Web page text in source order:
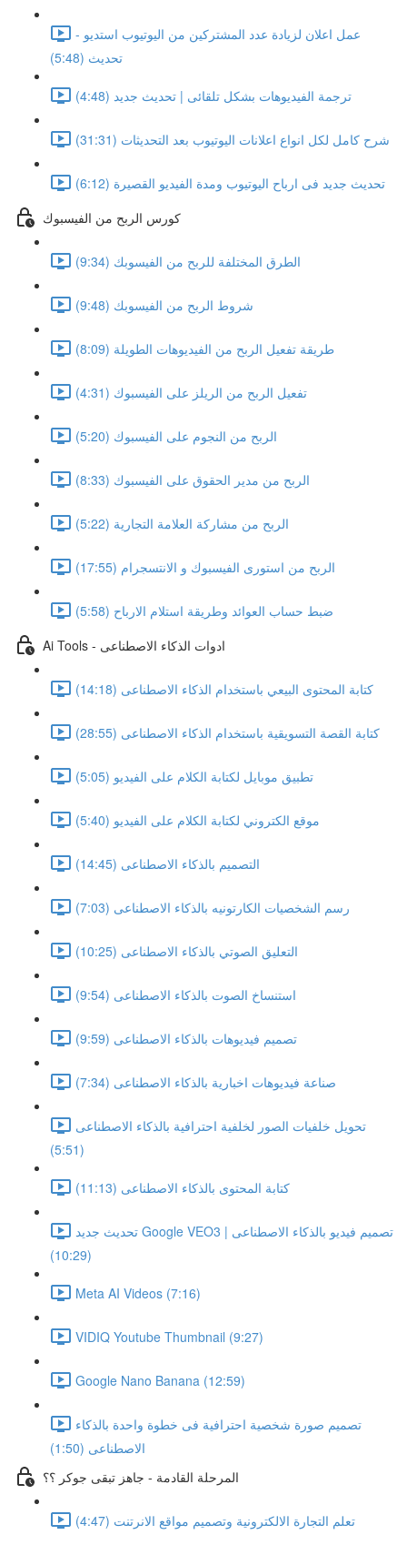
عمل اعلان لزيادة عدد المشتركين من اليوتيوب استديو -
تحديث (5:48)
ترجمة الفيديوهات بشكل تلقائى | تحديث جديد (4:48)
شرح كامل لكل انواع اعلانات اليوتيوب بعد التحديثات (31:31)
تحديث جديد فى ارباح اليوتيوب ومدة الفيديو القصيرة (6:12)
كورس الربح من الفيسبوك
الطرق المختلفة للربح من الفيسوبك (9:34)
شروط الربح من الفيسوبك (9:48)
طريقة تفعيل الربح من الفيديوهات الطويلة (8:09)
تفعيل الربح من الريلز على الفيسبوك (4:31)
الربح من النجوم على الفيسبوك (5:20)
الربح من مدير الحقوق على الفيسبوك (8:33)
الربح من مشاركة العلامة التجارية (5:22)
الربح من استورى الفيسبوك و الانتسجرام (17:55)
ضبط حساب العوائد وطريقة استلام الارباح (5:58)
Ai Tools - ادوات الذكاء الاصطناعى
كتابة المحتوى البيعي باستخدام الذكاء الاصطناعى (14:18)
كتابة القصة التسويقية باستخدام الذكاء الاصطناعى (28:55)
تطبيق موبايل لكتابة الكلام على الفيديو (5:05)
موقع الكتروني لكتابة الكلام على الفيديو (5:40)
التصميم بالذكاء الاصطناعى (14:45)
رسم الشخصيات الكارتونيه بالذكاء الاصطناعى (7:03)
التعليق الصوتي بالذكاء الاصطناعى (10:25)
استنساخ الصوت بالذكاء الاصطناعى (9:54)
تصميم فيديوهات بالذكاء الاصطناعى (9:59)
صناعة فيديوهات اخبارية بالذكاء الاصطناعى (7:34)
تحويل خلفيات الصور لخلفية احترافية بالذكاء الاصطناعى
(5:51)
كتابة المحتوى بالذكاء الاصطناعى (11:13)
تحديث جديد Google VEO3 | تصميم فيديو بالذكاء الاصطناعى
(10:29)
Meta AI Videos (7:16)
VIDIQ Youtube Thumbnail (9:27)
Google Nano Banana (12:59)
تصميم صورة شخصية احترافية فى خطوة واحدة بالذكاء
الاصطناعى (1:50)
المرحلة القادمة - جاهز تبقى جوكر ؟؟
تعلم التجارة الالكترونية وتصميم مواقع الانرتنت (4:47)